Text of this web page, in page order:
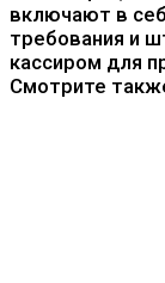
включают в
требования и
кассиром для
Смотрите